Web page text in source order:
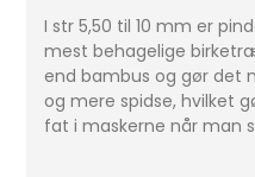
I str 5,50 til 10 mm er
mest behagelige
end bambus og gør det
og mere spidse, hvilket
fat i maskerne når man